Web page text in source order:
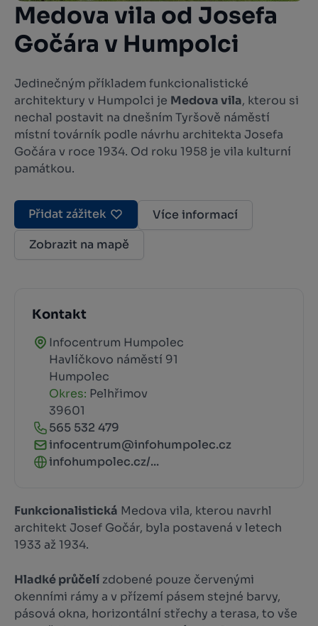
Medova vila od Josefa
Gočára v Humpolci
Jedinečným příkladem funkcionalistické
architektury v Humpolci je Medova vila, kterou si
nechal postavit na dnešním Tyršově náměstí
místní továrník podle návrhu architekta Josefa
Gočára v roce 1934. Od roku 1958 je vila kulturní
památkou.
Přidat zážitek
Více informací
Zobrazit na mapě
Kontakt
Infocentrum Humpolec
Havlíčkovo náměstí 91
Humpolec
Okres: Pelhřimov
39601
565 532 479
infocentrum@infohumpolec.cz
infohumpolec.cz/...
Funkcionalistická Medova vila, kterou navrhl
architekt Josef Gočár, byla postavená v letech
1933 až 1934.
Hladké průčelí zdobené pouze červenými
okenními rámy a v přízemí pásem stejné barvy,
pásová okna, horizontální střechy a terasa, to vše